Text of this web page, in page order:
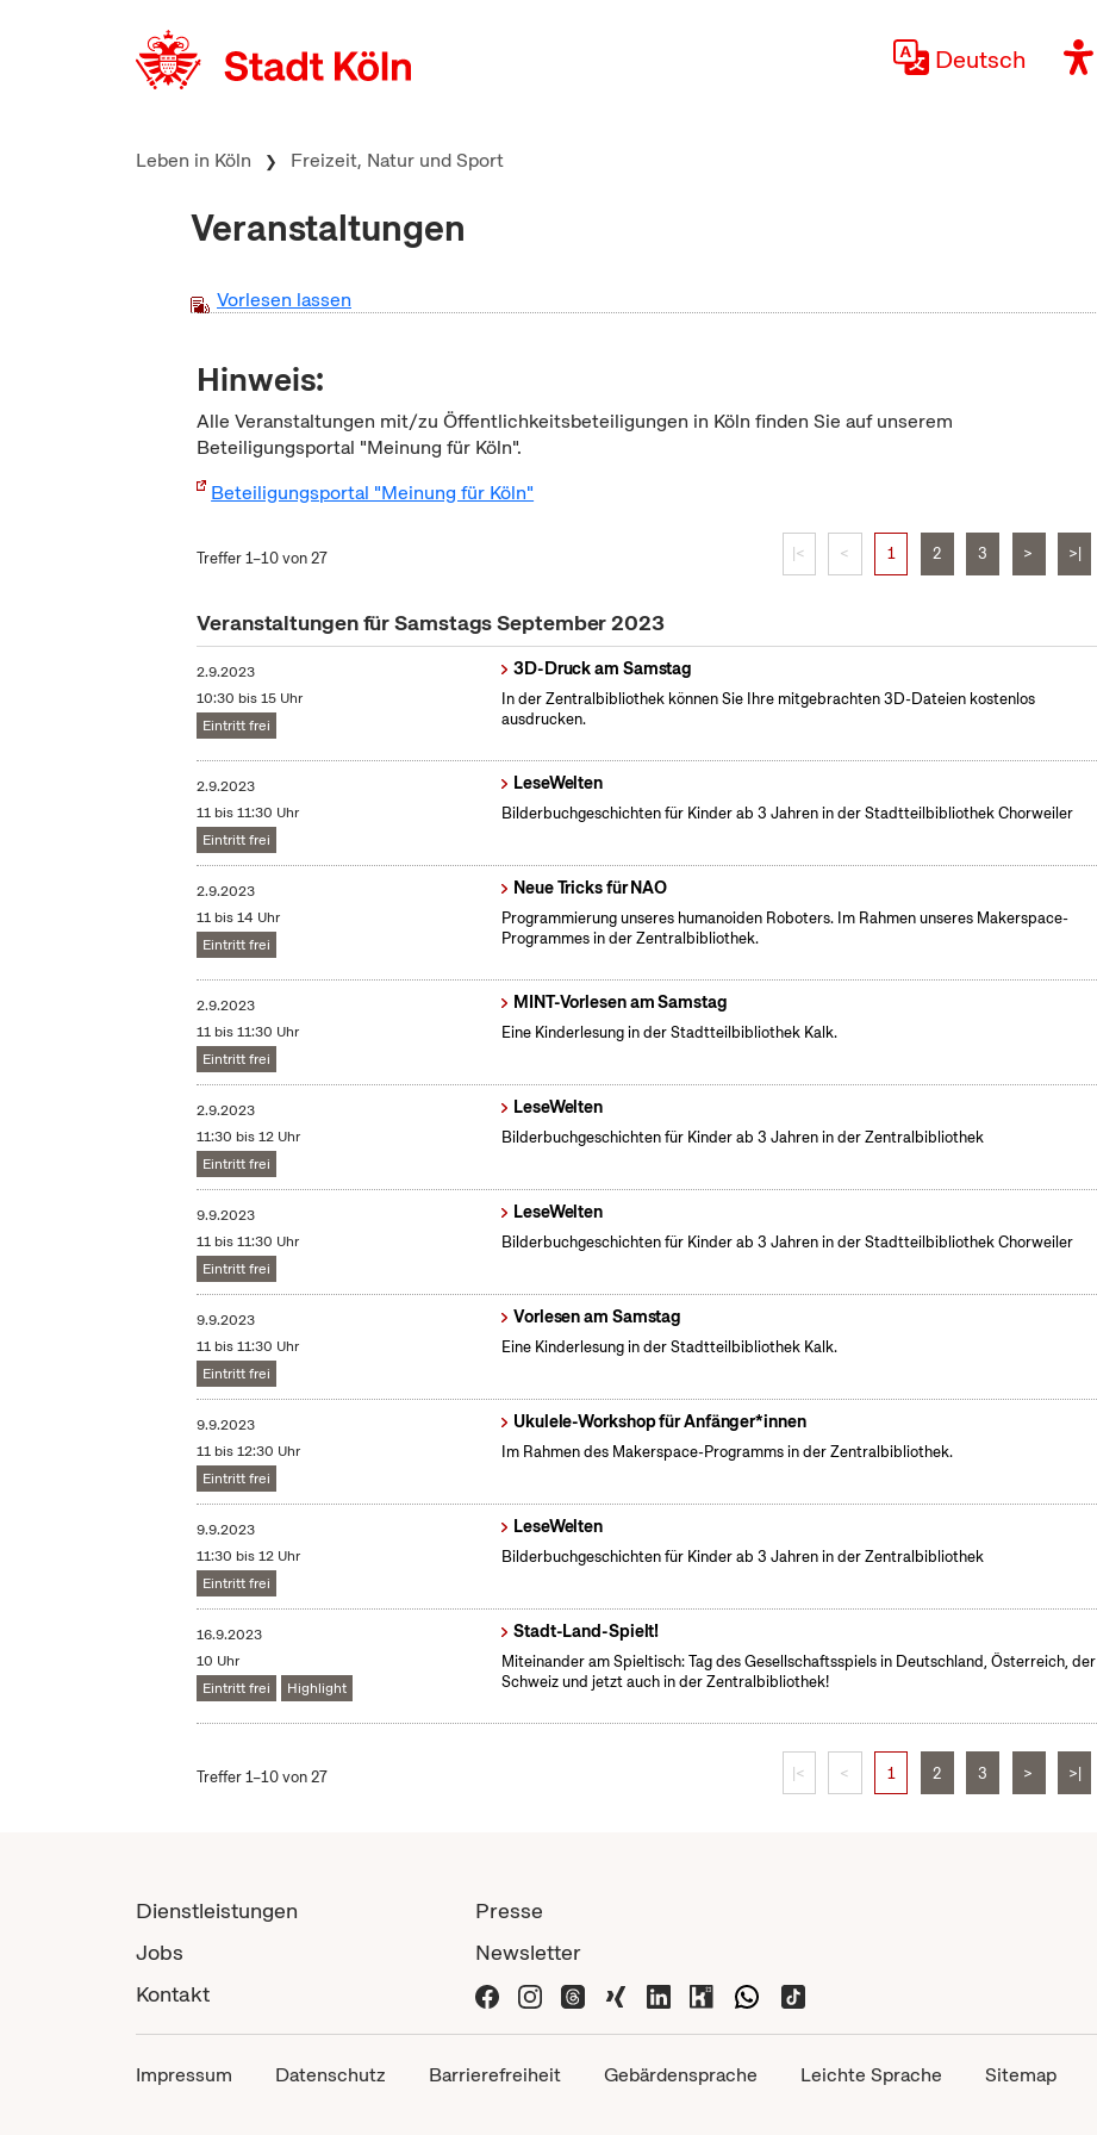
Deutsch
Leben in Köln Freizeit, Natur und Sport
Veranstaltungen
Vorlesen lassen
Hinweis:
Alle Veranstaltungen mit/zu Öffentlichkeitsbeteiligungen in Köln finden Sie auf unserem
Beteiligungsportal "Meinung für Köln".
Beteiligungsportal "Meinung für Köln"
Treffer 1–10 von 27 |< < 1 2 3 > >|
Veranstaltungen für Samstags September 2023
2.9.2023
10:30 bis 15 Uhr
Eintritt frei
3D-Druck am Samstag
In der Zentralbibliothek können Sie Ihre mitgebrachten 3D-Dateien kostenlos
ausdrucken.
2.9.2023
11 bis 11:30 Uhr
Eintritt frei
LeseWelten
Bilderbuchgeschichten für Kinder ab 3 Jahren in der Stadtteilbibliothek Chorweiler
2.9.2023
11 bis 14 Uhr
Eintritt frei
Neue Tricks für NAO
Programmierung unseres humanoiden Roboters. Im Rahmen unseres Makerspace-
Programmes in der Zentralbibliothek.
2.9.2023
11 bis 11:30 Uhr
Eintritt frei
MINT-Vorlesen am Samstag
Eine Kinderlesung in der Stadtteilbibliothek Kalk.
2.9.2023
11:30 bis 12 Uhr
Eintritt frei
LeseWelten
Bilderbuchgeschichten für Kinder ab 3 Jahren in der Zentralbibliothek
9.9.2023
11 bis 11:30 Uhr
Eintritt frei
LeseWelten
Bilderbuchgeschichten für Kinder ab 3 Jahren in der Stadtteilbibliothek Chorweiler
9.9.2023
11 bis 11:30 Uhr
Eintritt frei
Vorlesen am Samstag
Eine Kinderlesung in der Stadtteilbibliothek Kalk.
9.9.2023
11 bis 12:30 Uhr
Eintritt frei
Ukulele-Workshop für Anfänger*innen
Im Rahmen des Makerspace-Programms in der Zentralbibliothek.
9.9.2023
11:30 bis 12 Uhr
Eintritt frei
LeseWelten
Bilderbuchgeschichten für Kinder ab 3 Jahren in der Zentralbibliothek
16.9.2023
10 Uhr
Eintritt frei
Highlight
Stadt-Land-Spielt!
Miteinander am Spieltisch: Tag des Gesellschaftsspiels in Deutschland, Österreich, der
Schweiz und jetzt auch in der Zentralbibliothek!
Treffer 1–10 von 27 |< < 1 2 3 > >|
Dienstleistungen
Jobs
Kontakt
Presse
Newsletter
Impressum Datenschutz Barrierefreiheit Gebärdensprache Leichte Sprache Sitemap